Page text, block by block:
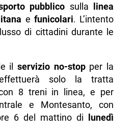
Napolike.it
pubblico sulla
linea
e funicolari. L’intento
di cittadini durante le
il servizio no-stopper la
solo la tratta
con 8 treni in linea, e per
e Montesanto, con
6 del mattino di
lunedì